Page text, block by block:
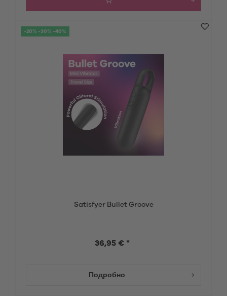
-20% -30% -40%
Satisfyer Bullet Groove
36,95 € *
Подробно